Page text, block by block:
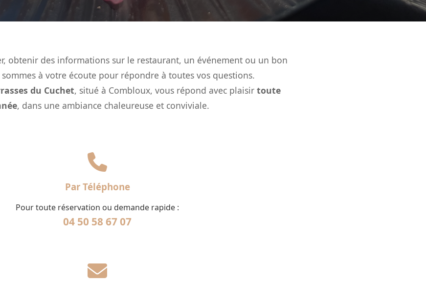
obtenir des informations sur le restaurant, un événement ou un bon
sommes à votre écoute pour répondre à toutes vos questions.
du Cuchet, situé à Combloux, vous répond avec plaisir toute
, dans une ambiance chaleureuse et conviviale.
Par Téléphone
Pour toute réservation ou demande rapide :
04 50 58 67 07